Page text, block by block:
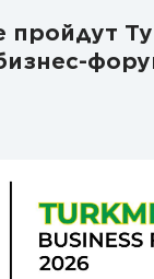
пройдут